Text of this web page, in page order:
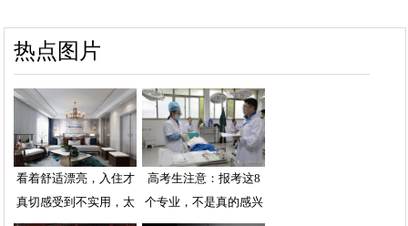
热点图片
看着舒适漂亮，入住才
真切感受到不实用，太
高考生注意：报考这8
个专业，不是真的感兴